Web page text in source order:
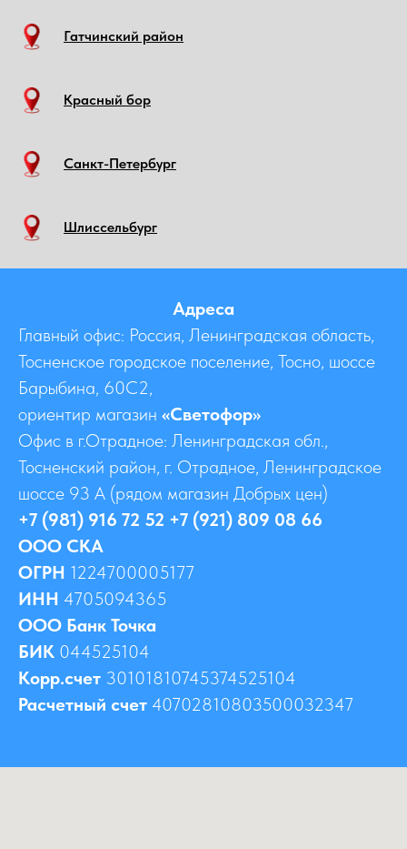
Гатчинский район
Красный бор
Санкт-Петербург
Шлиссельбург
Адреса
Главный офис: Россия, Ленинградская область,
Тосненское городское поселение, Тосно, шоссе
Барыбина, 60C2,
ориентир магазин «Светофор»
Офис в г.Отрадное: Ленинградская обл.,
Тосненский район, г. Отрадное, Ленинградское
шоссе 93 А (рядом магазин Добрых цен)
+7 (981) 916 72 52 +7 (921) 809 08 66
ООО СКА
ОГРН 1224700005177
ИНН 4705094365
ООО Банк Точка
БИК 044525104
Корр.счет 30101810745374525104
Расчетный счет 40702810803500032347